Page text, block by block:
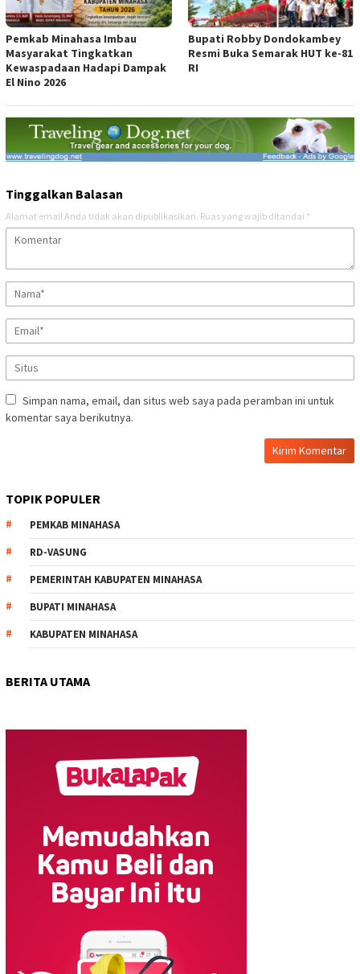
Pemkab Minahasa Imbau
Masyarakat Tingkatkan
Kewaspadaan Hadapi Dampak
El Nino 2026
Bupati Robby Dondokambey
Resmi Buka Semarak HUT ke-81
RI
Tinggalkan Balasan
Alamat email Anda tidak akan dipublikasikan. Ruas yang wajib ditandai *
Simpan nama, email, dan situs web saya pada peramban ini untuk
komentar saya berikutnya.
TOPIK POPULER
PEMKAB MINAHASA
RD-VASUNG
PEMERINTAH KABUPATEN MINAHASA
BUPATI MINAHASA
KABUPATEN MINAHASA
BERITA UTAMA